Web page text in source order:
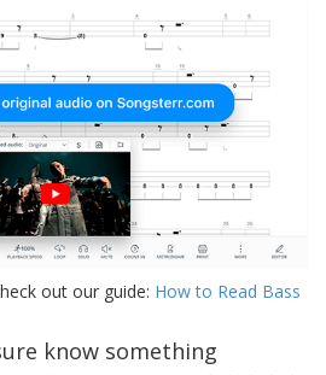
out our guide: How to Read Bass
know something